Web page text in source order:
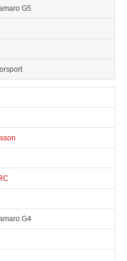
G5
G4